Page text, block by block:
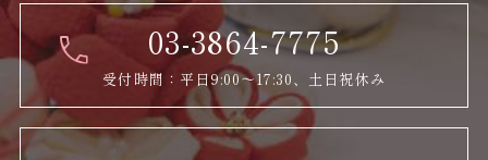
03-3864-7775
受付時間：平日9:00～17:30、土日祝休み